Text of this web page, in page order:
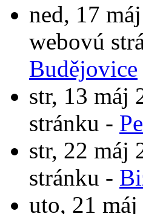
ned, 17
webovú
Budějovice
str, 13 máj
stránku -
str, 22 máj
stránku -
uto, 21